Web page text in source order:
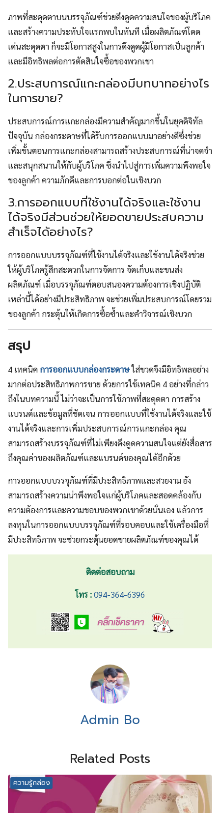
ภาพที่สะดุดตาบนบรรจุภัณฑ์ช่วยดึงดูดความสนใจของผู้บริโภค
และสร้างความประทับใจแรกพบในทันที เมื่อผลิตภัณฑ์โดด
เด่นสะดุดตา ก็จะมีโอกาสสูงในการดึงดูดผู้มีโอกาสเป็นลูกค้า
และมีอิทธิพลต่อการตัดสินใจซื้อของพวกเขา
2.ประสบการณ์แกะกล่องมีบทบาทอย่างไร
ในการขาย?
ประสบการณ์การแกะกล่องมีความสำคัญมากขึ้นในยุคดิจิทัล
ปัจจุบัน กล่องกระดาษที่ได้รับการออกแบบมาอย่างดีซึ่งช่วย
เพิ่มขั้นตอนการแกะกล่องสามารถสร้างประสบการณ์ที่น่าจดจำ
และสนุกสนานให้กับผู้บริโภค ซึ่งนำไปสู่การเพิ่มความพึงพอใจ
ของลูกค้า ความภักดีและการบอกต่อในเชิงบวก
3.การออกแบบที่ใช้งานได้จริงและใช้งาน
ได้จริงมีส่วนช่วยให้ยอดขายประสบความ
สำเร็จได้อย่างไร?
การออกแบบบรรจุภัณฑ์ที่ใช้งานได้จริงและใช้งานได้จริงช่วย
ให้ผู้บริโภครู้สึกสะดวกในการจัดการ จัดเก็บและขนส่ง
ผลิตภัณฑ์ เมื่อบรรจุภัณฑ์ตอบสนองความต้องการเชิงปฏิบัติ
เหล่านี้ได้อย่างมีประสิทธิภาพ จะช่วยเพิ่มประสบการณ์โดยรวม
ของลูกค้า กระตุ้นให้เกิดการซื้อซ้ำและคำวิจารณ์เชิงบวก
สรุป
4 เทคนิค การออกแบบกล่องกระดาษใส่ขวดจึงมีอิทธิพลอย่าง
มากต่อประสิทธิภาพการขาย ด้วยการใช้เทคนิค 4 อย่างที่กล่าว
ถึงในบทความนี้ ไม่ว่าจะเป็นการใช้ภาพที่สะดุดตา การสร้าง
แบรนด์และข้อมูลที่ชัดเจน การออกแบบที่ใช้งานได้จริงและใช้
งานได้จริงและการเพิ่มประสบการณ์การแกะกล่อง คุณ
สามารถสร้างบรรจุภัณฑ์ที่ไม่เพียงดึงดูดความสนใจแต่ยังสื่อสาร
ถึงคุณค่าของผลิตภัณฑ์และแบรนด์ของคุณได้อีกด้วย
การออกแบบบรรจุภัณฑ์ที่มีประสิทธิภาพและสวยงาม ยัง
สามารถสร้างความน่าพึงพอใจแก่ผู้บริโภคและสอดคล้องกับ
ความต้องการและความชอบของพวกเขาด้วยนั่นเอง แล้วการ
ลงทุนในการออกแบบบรรจุภัณฑ์ที่รอบคอบและใช้เครื่องมือที่
มีประสิทธิภาพ จะช่วยกระตุ้นยอดขายผลิตภัณฑ์ของคุณได้
ติดต่อสอบถาม
โทร :094-364-6396
Admin Bo
Related Posts
ความรู้กล่อง